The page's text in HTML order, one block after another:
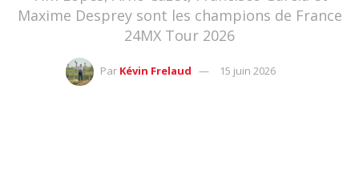
Maxime Desprey sont les champions de France
24MX Tour 2026
Par Kévin Frelaud 15 juin 2026